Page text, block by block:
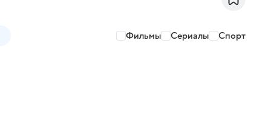
Фильмы Сериалы Спорт